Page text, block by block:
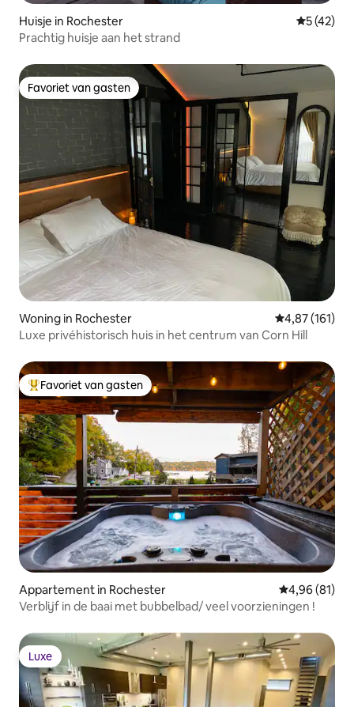
Huisje in Rochester
5 (42)
Prachtig huisje aan het strand
Favoriet van gasten
Favoriet van gasten
Woning in Rochester Gemiddelde
4,87 (161)
Luxe privéhistorisch huis in het centrum van Corn Hill
Topfavoriet van gasten
Favoriet van gasten
Appartement in Rochester Gemiddelde
4,96 (81)
Verblijf in de baai met bubbelbad/ veel voorzieningen !
Luxe
Luxe